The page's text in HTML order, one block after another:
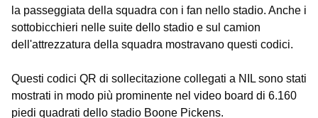
la passeggiata della squadra con i fan nello stadio. Anche i
sottobicchieri nelle suite dello stadio e sul camion
dell'attrezzatura della squadra mostravano questi codici.
Questi codici QR di sollecitazione collegati a NIL sono stati
mostrati in modo più prominente nel video board di 6.160
piedi quadrati dello stadio Boone Pickens.